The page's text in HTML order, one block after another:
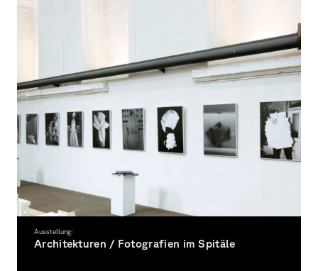
Ausstellung:
Architekturen / Fotografien im Spitäle